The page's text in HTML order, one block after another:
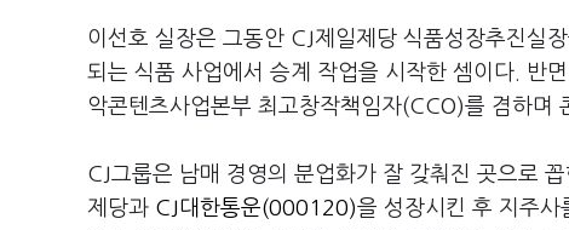
이선호 실장은 그동안 CJ제일제당 식품성장추진실
되는 식품 사업에서 승계 작업을 시작한 셈이다. 반
악콘텐츠사업본부 최고창작책임자(CCO)를 겸하며
CJ그룹은 남매 경영의 분업화가 잘 갖춰진 곳으로
제당과 CJ대한통운(000120)을 성장시킨 후 지주